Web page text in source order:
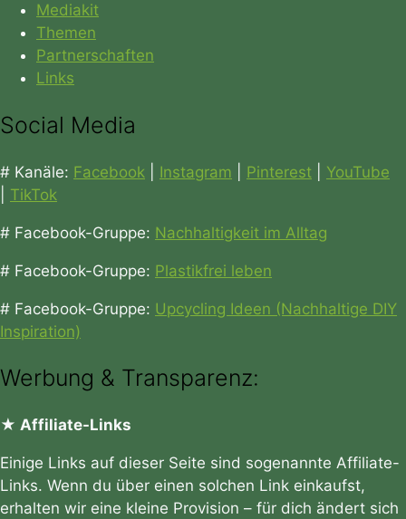
Mediakit
Themen
Partnerschaften
Links
Social Media
# Kanäle: Facebook Instagram Pinterest
YouTube
TikTok
# Facebook-Gruppe: Nachhaltigkeit im Alltag
# Facebook-Gruppe: Plastikfrei leben
# Facebook-Gruppe: Upcycling Ideen (Nachhaltige DIY
Inspiration)
Werbung & Transparenz:
★ Affiliate-Links
Einige Links auf dieser Seite sind sogenannte Affiliate-
Links. Wenn du über einen solchen Link einkaufst,
erhalten wir eine kleine Provision – für dich ändert sich